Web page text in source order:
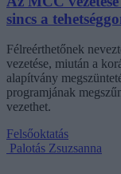
sincs a
Félreérthetőnek
vezetése, miután a
alapítvány
programjának
vezethet.
Felsőoktatás
Palotás Zsuzsanna